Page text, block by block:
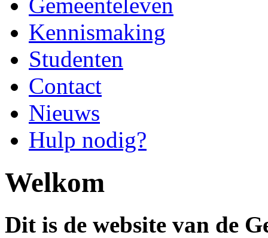
Gemeenteleven
Kennismaking
Studenten
Contact
Nieuws
Hulp nodig?
Welkom
Dit is de website van de